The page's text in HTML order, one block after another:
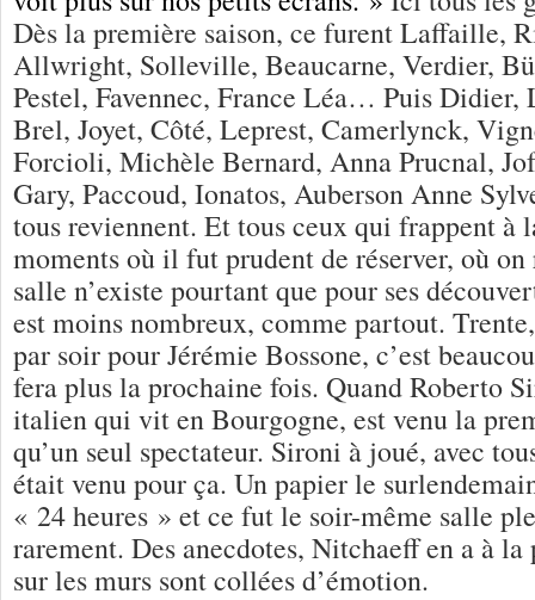
Dès la première saison, ce furent Laffaille,
Allwright, Solleville, Beaucarne, Verdier,
Pestel, Favennec, France Léa… Puis Didier,
Brel, Joyet, Côté, Leprest, Camerlynck,
Forcioli, Michèle Bernard, Anna Prucnal,
Gary, Paccoud, Ionatos, Auberson Anne
tous reviennent. Et tous ceux qui frappent à
moments où il fut prudent de réserver, où
salle n’existe pourtant que pour ses
est moins nombreux, comme partout.
par soir pour Jérémie Bossone, c’est
fera plus la prochaine fois. Quand Roberto
italien qui vit en Bourgogne, est venu la
qu’un seul spectateur. Sironi à joué, avec
était venu pour ça. Un papier le
« 24 heures » et ce fut le soir-même salle
rarement. Des anecdotes, Nitchaeff en a à
sur les murs sont collées d’émotion.